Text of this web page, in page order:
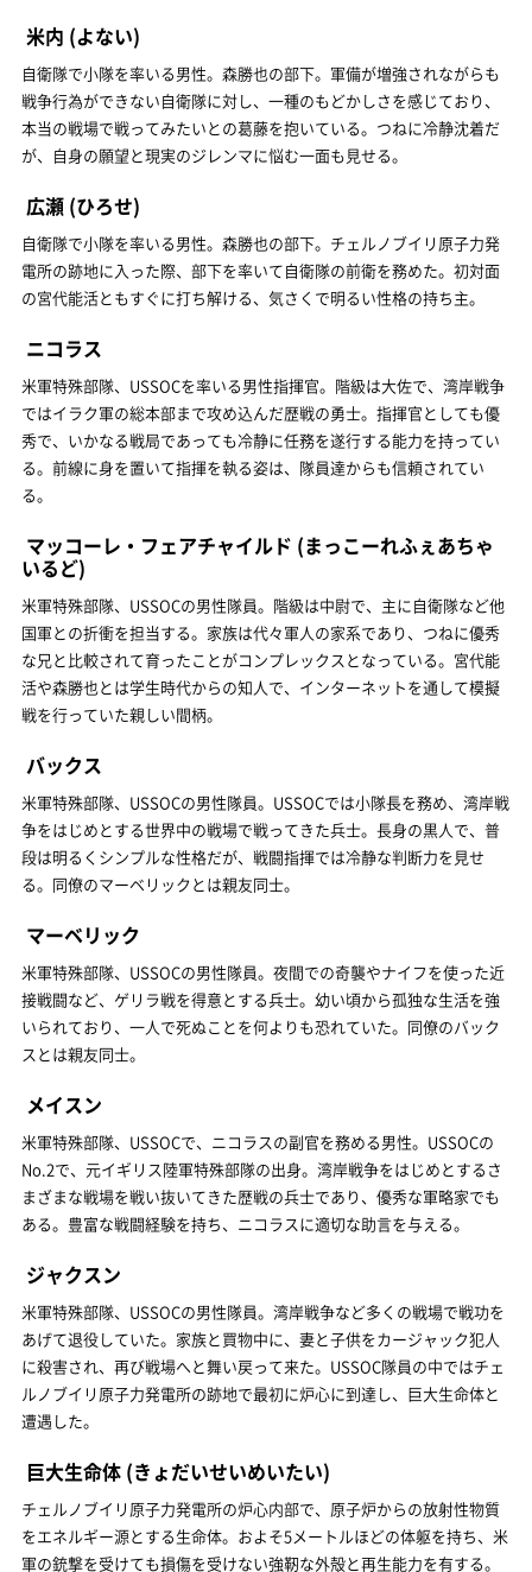
米内 (よない)
自衛隊で小隊を率いる男性。森勝也の部下。軍備が増強されながらも
戦争行為ができない自衛隊に対し、一種のもどかしさを感じており、
本当の戦場で戦ってみたいとの葛藤を抱いている。つねに冷静沈着だ
が、自身の願望と現実のジレンマに悩む一面も見せる。
広瀬 (ひろせ)
自衛隊で小隊を率いる男性。森勝也の部下。チェルノブイリ原子力発
電所の跡地に入った際、部下を率いて自衛隊の前衛を務めた。初対面
の宮代能活ともすぐに打ち解ける、気さくで明るい性格の持ち主。
ニコラス
米軍特殊部隊、USSOCを率いる男性指揮官。階級は大佐で、湾岸戦争
ではイラク軍の総本部まで攻め込んだ歴戦の勇士。指揮官としても優
秀で、いかなる戦局であっても冷静に任務を遂行する能力を持ってい
る。前線に身を置いて指揮を執る姿は、隊員達からも信頼されてい
る。
マッコーレ・フェアチャイルド (まっこーれふぇあちゃ
いるど)
米軍特殊部隊、USSOCの男性隊員。階級は中尉で、主に自衛隊など他
国軍との折衝を担当する。家族は代々軍人の家系であり、つねに優秀
な兄と比較されて育ったことがコンプレックスとなっている。宮代能
活や森勝也とは学生時代からの知人で、インターネットを通して模擬
戦を行っていた親しい間柄。
バックス
米軍特殊部隊、USSOCの男性隊員。USSOCでは小隊長を務め、湾岸戦
争をはじめとする世界中の戦場で戦ってきた兵士。長身の黒人で、普
段は明るくシンプルな性格だが、戦闘指揮では冷静な判断力を見せ
る。同僚のマーベリックとは親友同士。
マーベリック
米軍特殊部隊、USSOCの男性隊員。夜間での奇襲やナイフを使った近
接戦闘など、ゲリラ戦を得意とする兵士。幼い頃から孤独な生活を強
いられており、一人で死ぬことを何よりも恐れていた。同僚のバック
スとは親友同士。
メイスン
米軍特殊部隊、USSOCで、ニコラスの副官を務める男性。USSOCの
No.2で、元イギリス陸軍特殊部隊の出身。湾岸戦争をはじめとするさ
まざまな戦場を戦い抜いてきた歴戦の兵士であり、優秀な軍略家でも
ある。豊富な戦闘経験を持ち、ニコラスに適切な助言を与える。
ジャクスン
米軍特殊部隊、USSOCの男性隊員。湾岸戦争など多くの戦場で戦功を
あげて退役していた。家族と買物中に、妻と子供をカージャック犯人
に殺害され、再び戦場へと舞い戻って来た。USSOC隊員の中ではチェ
ルノブイリ原子力発電所の跡地で最初に炉心に到達し、巨大生命体と
遭遇した。
巨大生命体 (きょだいせいめいたい)
チェルノブイリ原子力発電所の炉心内部で、原子炉からの放射性物質
をエネルギー源とする生命体。およそ5メートルほどの体躯を持ち、米
軍の銃撃を受けても損傷を受けない強靭な外殻と再生能力を有する。